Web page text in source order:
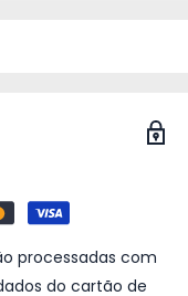
processadas com
do cartão de